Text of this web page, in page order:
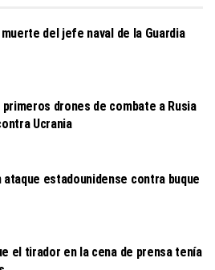
del jefe naval de la Guardia
primeros drones de combate a Rusia
Ucrania
ataque estadounidense contra buque
el tirador en la cena de prensa tenía